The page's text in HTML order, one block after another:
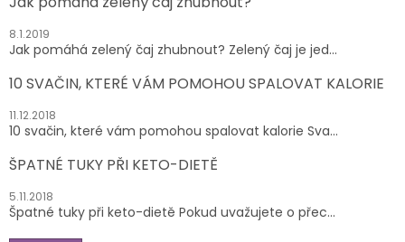
8.1.2019
Jak pomáhá zelený čaj zhubnout? Zelený čaj je jed...
10 SVAČIN, KTERÉ VÁM POMOHOU SPALOVAT KALORIE
11.12.2018
10 svačin, které vám pomohou spalovat kalorie Sva...
ŠPATNÉ TUKY PŘI KETO-DIETĚ
5.11.2018
Špatné tuky při keto-dietě Pokud uvažujete o přec...